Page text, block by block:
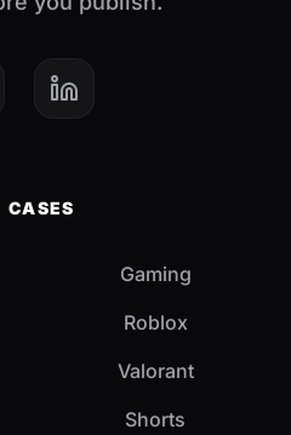
CASES
Gaming
Roblox
Valorant
Shorts